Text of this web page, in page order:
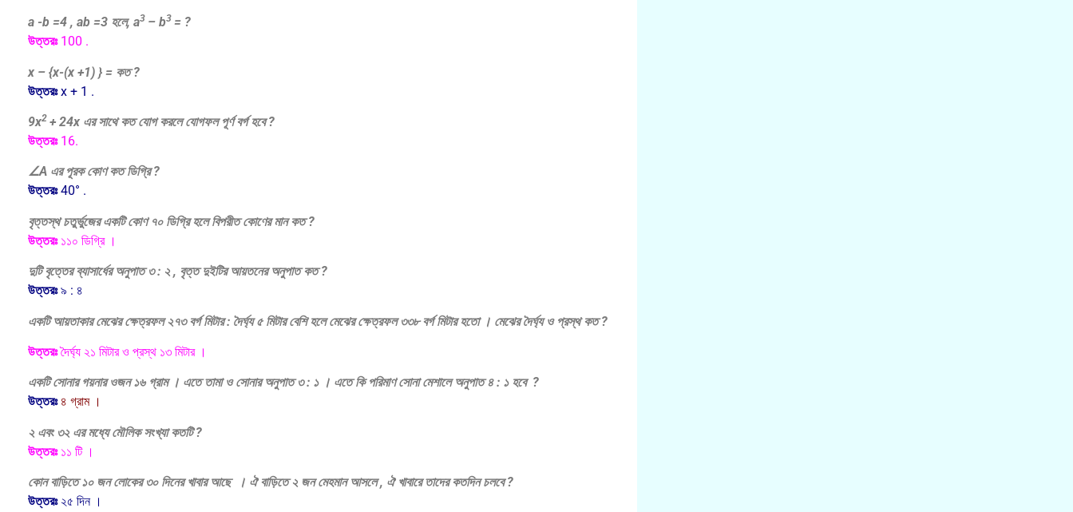
a -b =4 , ab =3 হলে, a3 – b3 = ?
উত্তরঃ100 .
x – {x-(x +1) } = কত ?
উত্তরঃx + 1 .
9x2 + 24x এর সাথে কত যোগ করলে যোগফল পূর্ণ বর্গ হবে ?
উত্তরঃ16.
∠A এর পূরক কোণ কত ডিগ্রি ?
উত্তরঃ40° .
বৃত্তস্থ চতুর্ভুজের একটি কোণ ৭০ ডিগ্রি হলে বিপরীত কোণের মান কত ?
উত্তরঃ১১০ ডিগ্রি ।
দুটি বৃত্তের ব্যাসার্ধের অনুপাত ৩ : ২ , বৃত্ত দুইটির আয়তনের অনুপাত কত ?
উত্তরঃ৯ : ৪
একটি আয়তাকার মেঝের ক্ষেত্রফল ২৭৩ বর্গ মিটার : দৈর্ঘ্য ৫ মিটার বেশি হলে মেঝের ক্ষেত্রফল ৩৩৮ বর্গ মিটার হতো । মেঝের দৈর্ঘ্য ও প্রস্থ কত ?
উত্তরঃদৈর্ঘ্য ২১ মিটার ও প্রস্থ ১৩ মিটার ।
একটি সোনার গয়নার ওজন ১৬ গ্রাম । এতে তামা ও সোনার অনুপাত ৩ : ১ । এতে কি পরিমাণ সোনা মেশালে অনুপাত ৪ : ১ হবে ?
উত্তরঃ৪ গ্রাম ।
২ এবং ৩২ এর মধ্যে মৌলিক সংখ্যা কতটি ?
উত্তরঃ১১ টি ।
কোন বাড়িতে ১০ জন লোকের ৩০ দিনের খাবার আছে । ঐ বাড়িতে ২ জন মেহমান আসলে , ঐ খাবারে তাদের কতদিন চলবে ?
উত্তরঃ২৫ দিন ।